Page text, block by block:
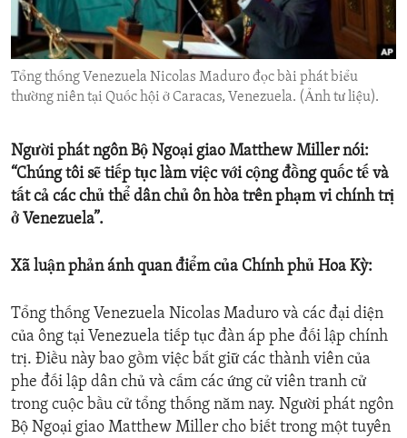
ENVIRONMENT AND HEALTH
IDEALS AND INSTITUTIONS
Tổng thống Venezuela Nicolas Maduro đọc bài phát biểu
thường niên tại Quốc hội ở Caracas, Venezuela. (Ảnh tư liệu).
Người phát ngôn Bộ Ngoại giao Matthew Miller nói:
“Chúng tôi sẽ tiếp tục làm việc với cộng đồng quốc tế và
tất cả các chủ thể dân chủ ôn hòa trên phạm vi chính trị
ở Venezuela”.
Xã luận phản ánh quan điểm của Chính phủ Hoa Kỳ:
Tổng thống Venezuela Nicolas Maduro và các đại diện
của ông tại Venezuela tiếp tục đàn áp phe đối lập chính
trị. Điều này bao gồm việc bắt giữ các thành viên của
phe đối lập dân chủ và cấm các ứng cử viên tranh cử
trong cuộc bầu cử tổng thống năm nay. Người phát ngôn
Bộ Ngoại giao Matthew Miller cho biết trong một tuyên